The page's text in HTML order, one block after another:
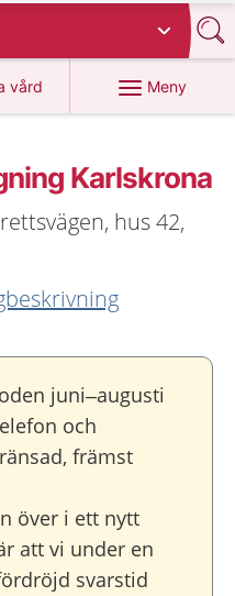
vård
1177.se
Meny
Karlskrona
hus 42,
juni–augusti
och
främst
över i ett nytt
att vi under en
svarstid